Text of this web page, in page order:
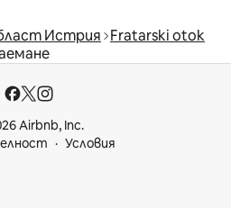
Истрия Fratarski otok
Airbnb, Inc.
Условия